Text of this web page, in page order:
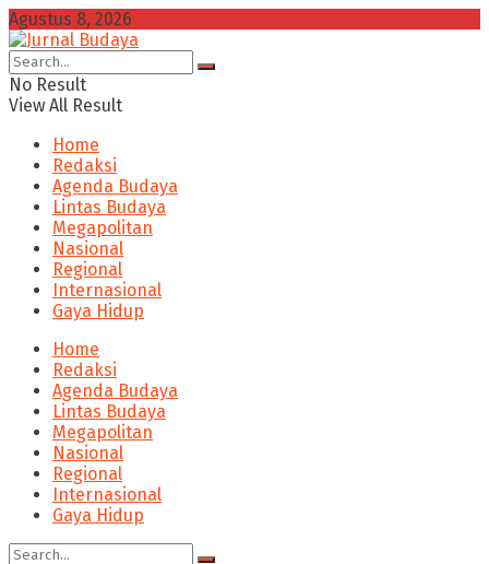
Agustus 8, 2026
No Result
View All Result
Home
Redaksi
Agenda Budaya
Lintas Budaya
Megapolitan
Nasional
Regional
Internasional
Gaya Hidup
Home
Redaksi
Agenda Budaya
Lintas Budaya
Megapolitan
Nasional
Regional
Internasional
Gaya Hidup